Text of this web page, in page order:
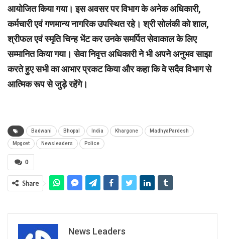
आयोजित किया गया। इस अवसर पर विभाग के अनेक अधिकारी,
कर्मचारी एवं गणमान्य नागरिक उपस्थित रहे। श्री सोलंकी को शाल,
श्रीफल एवं स्मृति चिन्ह भेंट कर उनके समर्पित सेवाकाल के लिए
सम्मानित किया गया। सेवा निवृत्त अधिकारी ने भी अपने अनुभव साझा
करते हुए सभी का आभार प्रकट किया और कहा कि वे सदैव विभाग से
आत्मिक रूप से जुड़े रहेंगे।
Badwani Bhopal India Khargone MadhyaPardesh
Mpgovt Newsleaders Police
0
Share
News Leaders